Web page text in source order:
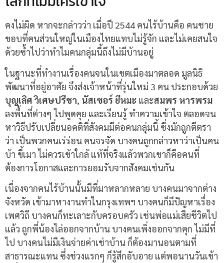
คงไม่ผิด หากจะกล่าวว่า เมื่อปี 2544 คนไร้บ้านคือ คนชาย
ขอบที่คนส่วนใหญ่ในเมืองไทยแทบไม่รู้จัก และไม่เคยสนใจ
ด้วยซ้ำไปว่าทำไมคนกลุ่มนี้ถึงไม่มีบ้านอยู่
ในฐานะที่ทำงานเรื่องคนจนในเขตเมืองมาตลอด มูลนิธิ
พัฒนาที่อยู่อาศัย จึงส่งเจ้าหน้าที่รุ่นใหม่ 3 คน ประกอบด้วย
บุญเลิศ วิเศษปรีชา, นัสเซอร์ ยีหมะ และสมพร หารพรม
ลงพื้นที่ต่างๆ ไปพูดคุย และเรียนรู้ ทำความเข้าใจ ตลอดจน
หาวิธีปรับเปลี่ยนอคติที่สังคมมีต่อคนกลุ่มนี้ ซึ่งมักถูกตีตรา
ว่า เป็นพวกคนเร่ร่อน คนจรจัด บางคนถูกกล่าวหาว่าเป็นคน
บ้า ขี้เมา ไม่ควรเข้าใกล้ แท้ที่จริงแล้วพวกเขาก็คือคนที่
ต้องการโอกาสและการยอมรับจากสังคมเช่นกัน
เนื่องจากคนไร้บ้านนั้นมีที่มาหลากหลาย บางคนมาจากต่าง
จังหวัด เข้ามาหางานทำในกรุงเทพฯ บางคนก็มีปัญหาเรื่อง
เพศวิถี บางคนก็ทะเลาะกับครอบครัว เช่นพ่อแม่เสียชีวิตไป
แล้ว ถูกพี่น้องไล่ออกจากบ้าน บางคนเพิ่งออกจากคุก ไม่มีที่
ไป บางคนไม่มีเงินจ่ายค่าเช่าบ้าน ก็ต้องมานอนตามที่
สาธารณะแทน ซึ่งช่วงแรกๆ ก็รู้สึกอับอาย แต่พอนานวันเข้า